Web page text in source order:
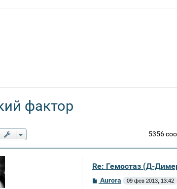
фактор
5356
Re: Гемостаз (Д-
С
Aurora 09 фев 2013, 13:42